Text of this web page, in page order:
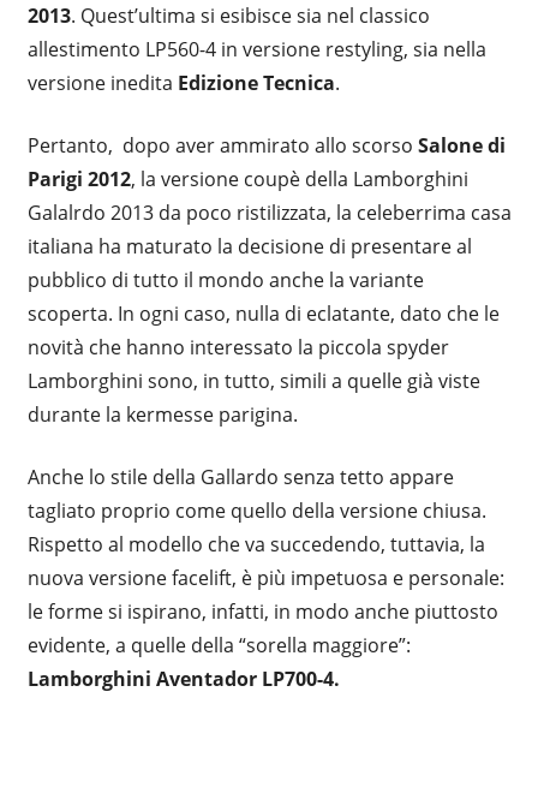
2013. Quest’ultima si esibisce sia nel classico
allestimento LP560-4 in versione restyling, sia nella
versione inedita Edizione Tecnica.
Pertanto, dopo aver ammirato allo scorso Salone di
Parigi 2012, la versione coupè della Lamborghini
Galalrdo 2013 da poco ristilizzata, la celeberrima casa
italiana ha maturato la decisione di presentare al
pubblico di tutto il mondo anche la variante
scoperta. In ogni caso, nulla di eclatante, dato che le
novità che hanno interessato la piccola spyder
Lamborghini sono, in tutto, simili a quelle già viste
durante la kermesse parigina.
Anche lo stile della Gallardo senza tetto appare
tagliato proprio come quello della versione chiusa.
Rispetto al modello che va succedendo, tuttavia, la
nuova versione facelift, è più impetuosa e personale:
le forme si ispirano, infatti, in modo anche piuttosto
evidente, a quelle della “sorella maggiore”:
Lamborghini Aventador LP700-4.